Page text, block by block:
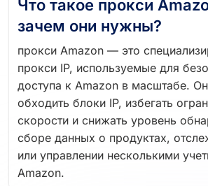
Что такое прокси
зачем они нужны?
прокси Amazon — это
прокси IP, используемые для
доступа к Amazon в масштабе.
обходить блоки IP, избегать
скорости и снижать уровень
сборе данных о продуктах,
или управлении несколькими
Amazon.